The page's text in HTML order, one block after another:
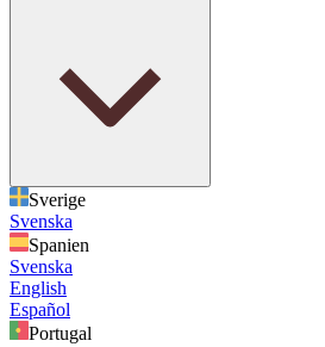
Sverige
Svenska
Spanien
Svenska
English
Español
Portugal